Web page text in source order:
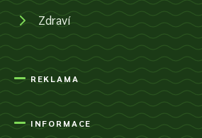
Zdraví
REKLAMA
INFORMACE